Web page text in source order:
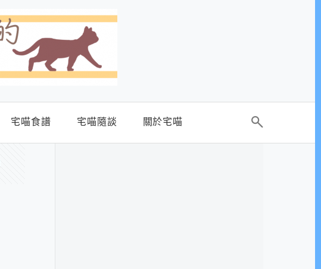
宅喵食譜 宅喵隨談 關於宅喵